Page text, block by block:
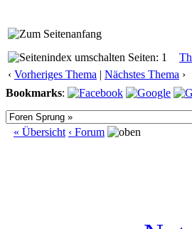
Seiten: 1
‹ Vorheriges Thema | Nächstes Thema ›
Bookmarks:
« Übersicht ‹ Forum